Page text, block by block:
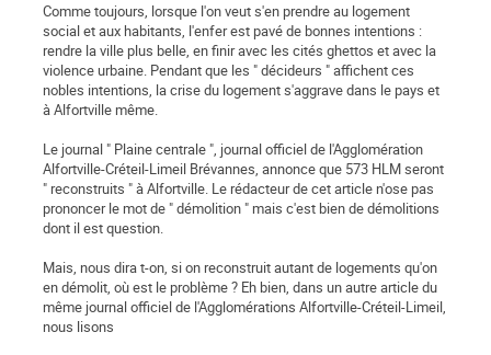
Comme toujours, lorsque l'on veut s'en prendre au logement
social et aux habitants, l'enfer est pavé de bonnes intentions :
rendre la ville plus belle, en finir avec les cités ghettos et avec la
violence urbaine. Pendant que les " décideurs " affichent ces
nobles intentions, la crise du logement s'aggrave dans le pays et
à Alfortville même.
Le journal " Plaine centrale ", journal officiel de l'Agglomération
Alfortville-Créteil-Limeil Brévannes, annonce que 573 HLM seront
" reconstruits " à Alfortville. Le rédacteur de cet article n'ose pas
prononcer le mot de " démolition " mais c'est bien de démolitions
dont il est question.
Mais, nous dira t-on, si on reconstruit autant de logements qu'on
en démolit, où est le problème ? Eh bien, dans un autre article du
même journal officiel de l'Agglomérations Alfortville-Créteil-Limeil,
nous lisons